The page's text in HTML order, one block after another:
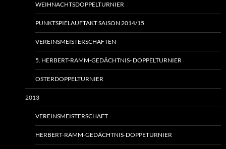
WEIHNACHTSDOPPELTURNIER
PUNKTSPIELAUFTAKT SAISON 2014/15
VEREINSMEISTERSCHAFTEN
5. HERBERT-RAMM-GEDÄCHTNIS- DOPPELTURNIER
OSTERDOPPELTURNIER
2013
VEREINSMEISTERSCHAFT
HERBERT-RAMM-GEDÄCHTNIS-DOPPETURNIER